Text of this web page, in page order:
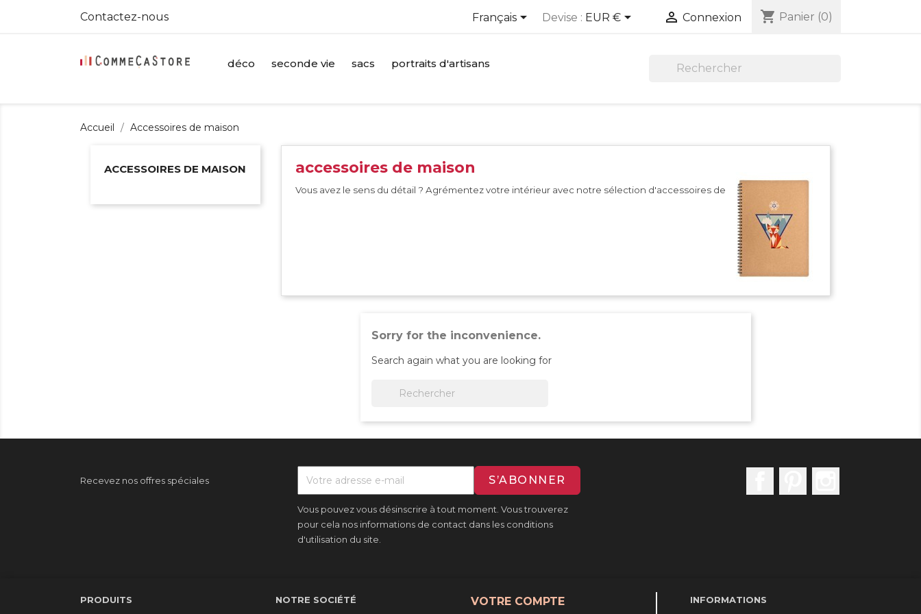
Contactez-nous Français Devise : EUR €  Connexion shopping_cart Panier (0)
déco seconde vie sacs portraits d'artisans
Accueil Accessoires de maison
ACCESSOIRES DE MAISON accessoires de maison
Vous avez le sens du détail ? Agrémentez votre intérieur avec notre sélection d'accessoires de maison.
Sorry for the inconvenience.
Search again what you are looking for
Recevez nos offres spéciales
Vous pouvez vous désinscrire à tout moment. Vous trouverez
pour cela nos informations de contact dans les conditions
d'utilisation du site.
PRODUITS NOTRE SOCIÉTÉ VOTRE COMPTE INFORMATIONS